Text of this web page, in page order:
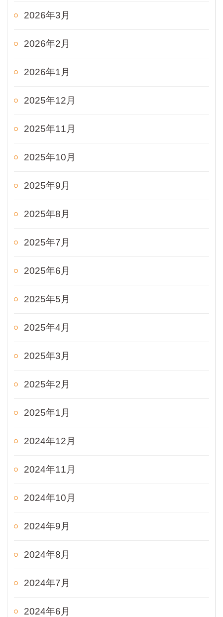
2026年3月
2026年2月
2026年1月
2025年12月
2025年11月
2025年10月
2025年9月
2025年8月
2025年7月
2025年6月
2025年5月
2025年4月
2025年3月
2025年2月
2025年1月
2024年12月
2024年11月
2024年10月
2024年9月
2024年8月
2024年7月
2024年6月